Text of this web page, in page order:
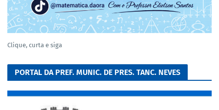
Clique, curta e siga
PORTAL DA PREF. MUNIC. DE PRES. TANC. NEVES